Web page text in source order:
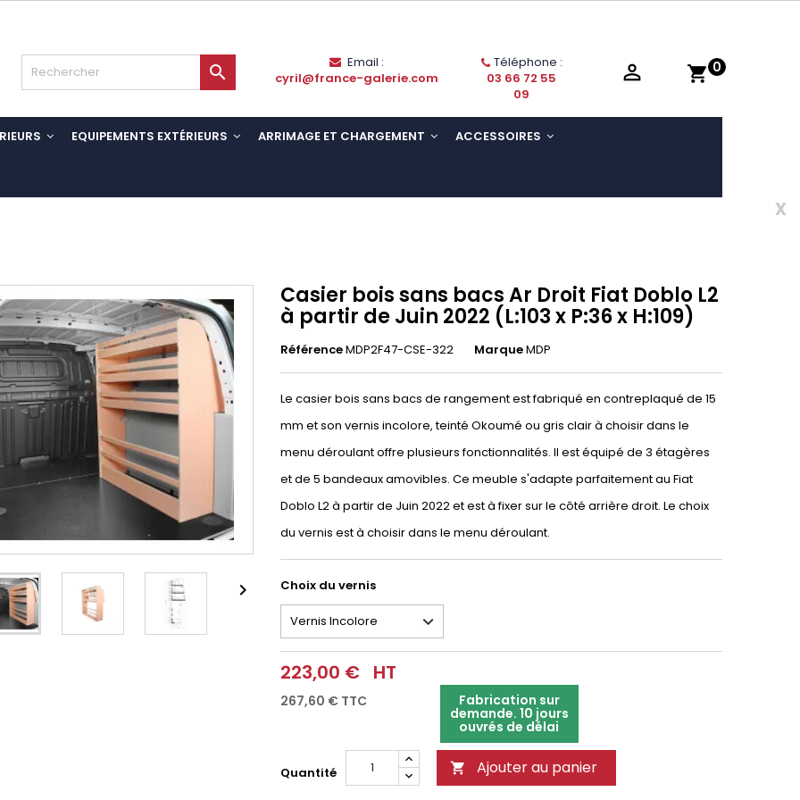
shopping_cart 0

Email :
cyril@france-galerie.com
Téléphone :
03 66 72 55
09

EQUIPEMENTS EXTÉRIEURS ARRIMAGE ET CHARGEMENT ACCESSOIRES
x

Casier bois sans bacs Ar Droit Fiat Doblo L2
à partir de Juin 2022 (L:103 x P:36 x H:109)
RéférenceMDP2F47-CSE-322 MarqueMDP
Le casier bois sans bacs de rangement est fabriqué en contreplaqué de 15
mm et son vernis incolore, teinté Okoumé ou gris clair à choisir dans le
menu déroulant offre plusieurs fonctionnalités. Il est équipé de 3 étagères
et de 5 bandeaux amovibles. Ce meuble s'adapte parfaitement au Fiat
Doblo L2 à partir de Juin 2022 et est à fixer sur le côté arrière droit. Le choix
du vernis est à choisir dans le menu déroulant.
Choix du vernis
223,00 € HT
267,60 € TTC Fabrication sur
demande. 10 jours
ouvrés de délai
Quantité  Ajouter au panier